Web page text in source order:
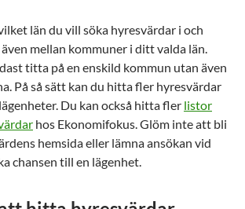
län du vill söka hyresvärdar i och
mellan kommuner i ditt valda län.
titta på en enskild kommun utan även
På så sätt kan du hitta fler hyresvärdar
Du kan också hitta fler listor
hos Ekonomifokus. Glöm inte att bli
hemsida eller lämna ansökan vid
chansen till en lägenhet.